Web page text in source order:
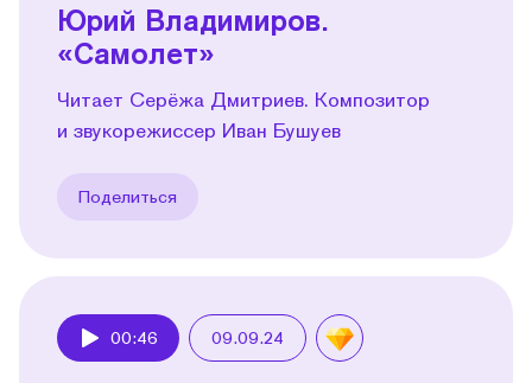
Юрий Владимиров.
«Самолет»
Читает Серёжа Дмитриев. Композитор
и звукорежиссер Иван Бушуев
Поделиться
00:46 09.09.24